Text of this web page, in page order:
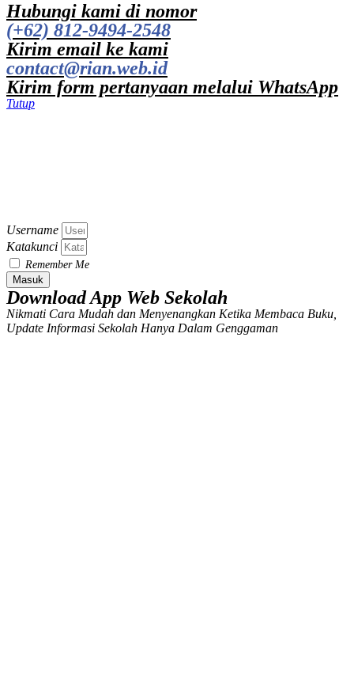
Hubungi kami di nomor
(+62) 812-9494-2548
Kirim email ke kami
contact@rian.web.id
Kirim form pertanyaan melalui WhatsApp
Tutup
Username
Katakunci
Remember Me
Masuk
Download App Web Sekolah
Nikmati Cara Mudah dan Menyenangkan Ketika Membaca Buku,
Update Informasi Sekolah Hanya Dalam Genggaman